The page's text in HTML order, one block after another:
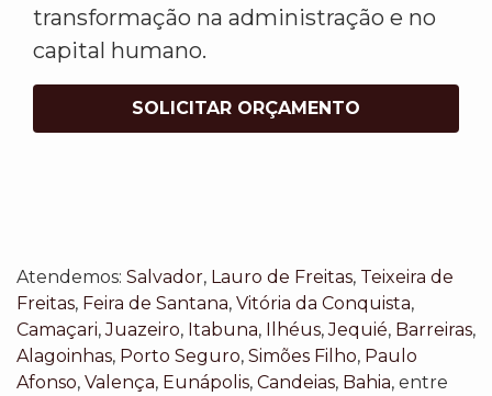
transformação na administração e no
capital humano.
SOLICITAR ORÇAMENTO
Atendemos: Salvador, Lauro de Freitas, Teixeira de
Freitas, Feira de Santana, Vitória da Conquista,
Camaçari,Juazeiro, Itabuna, Ilhéus,Jequié, Barreiras,
Alagoinhas, Porto Seguro, Simões Filho, Paulo
Afonso, Valença, Eunápolis, Candeias, Bahia, entre